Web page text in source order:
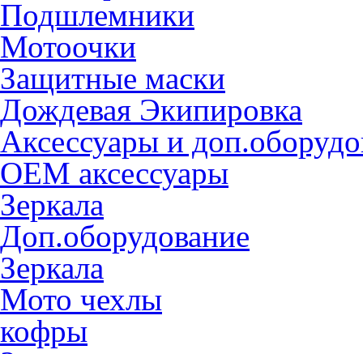
Подшлемники
Мотоочки
Защитные маски
Дождевая Экипировка
Аксессуары и
OEM аксессуары
Зеркала
Доп.оборудование
Зеркала
Мото чехлы
кофры